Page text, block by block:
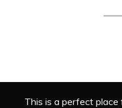
This is a perfect